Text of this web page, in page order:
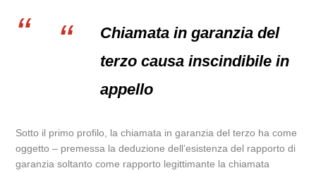
Chiamata in garanzia del
terzo causa inscindibile in
appello
Sotto il primo profilo, la chiamata in garanzia del terzo ha come
oggetto – premessa la deduzione dell’esistenza del rapporto di
garanzia soltanto come rapporto legittimante la chiamata